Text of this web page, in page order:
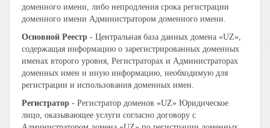
доменного имени, либо непродления срока регистрации
доменного имени Администратором доменного имени.
Основной Реестр - Центральная база данных домена «UZ»,
содержащая информацию о зарегистрированных доменных
именах второго уровня, Регистраторах и Администраторах
доменных имен и иную информацию, необходимую для
регистрации и использования доменных имен.
Регистратор - Регистратор доменов «UZ» Юридическое
лицо, оказывающее услуги согласно договору с